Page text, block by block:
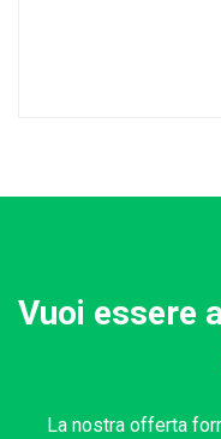
Vuoi essere
La nostra offerta